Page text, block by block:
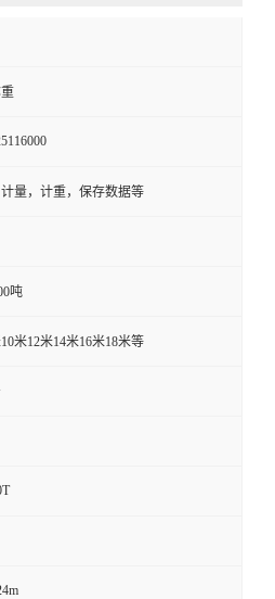
量，计重，保存数据等
吨
米12米14米16米18米等